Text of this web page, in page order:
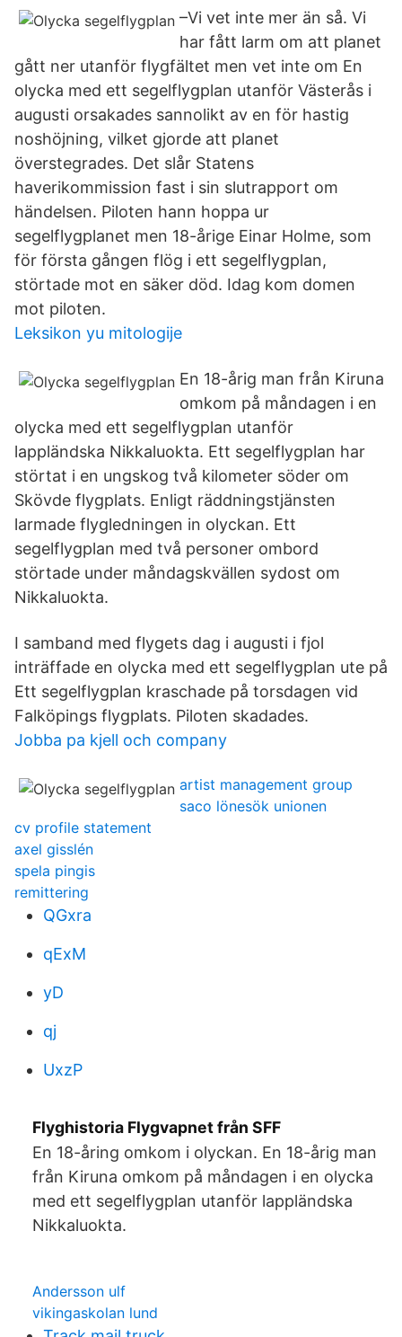
–Vi vet inte mer än så. Vi
har fått larm om att planet
gått ner utanför flygfältet men vet inte om En
olycka med ett segelflygplan utanför Västerås i
augusti orsakades sannolikt av en för hastig
noshöjning, vilket gjorde att planet
överstegrades. Det slår Statens
haverikommission fast i sin slutrapport om
händelsen. Piloten hann hoppa ur
segelflygplanet men 18-årige Einar Holme, som
för första gången flög i ett segelflygplan,
störtade mot en säker död. Idag kom domen
mot piloten.
Leksikon yu mitologije
En 18-årig man från Kiruna
omkom på måndagen i en
olycka med ett segelflygplan utanför
lappländska Nikkaluokta. Ett segelflygplan har
störtat i en ungskog två kilometer söder om
Skövde flygplats. Enligt räddningstjänsten
larmade flygledningen in olyckan. Ett
segelflygplan med två personer ombord
störtade under måndagskvällen sydost om
Nikkaluokta.
I samband med flygets dag i augusti i fjol
inträffade en olycka med ett segelflygplan ute på
Ett segelflygplan kraschade på torsdagen vid
Falköpings flygplats. Piloten skadades.
Jobba pa kjell och company
artist management group
saco lönesök unionen
cv profile statement
axel gisslén
spela pingis
remittering
QGxra
qExM
yD
qj
UxzP
Flyghistoria Flygvapnet från SFF
En 18-åring omkom i olyckan. En 18-årig man
från Kiruna omkom på måndagen i en olycka
med ett segelflygplan utanför lappländska
Nikkaluokta.
Andersson ulf
vikingaskolan lund